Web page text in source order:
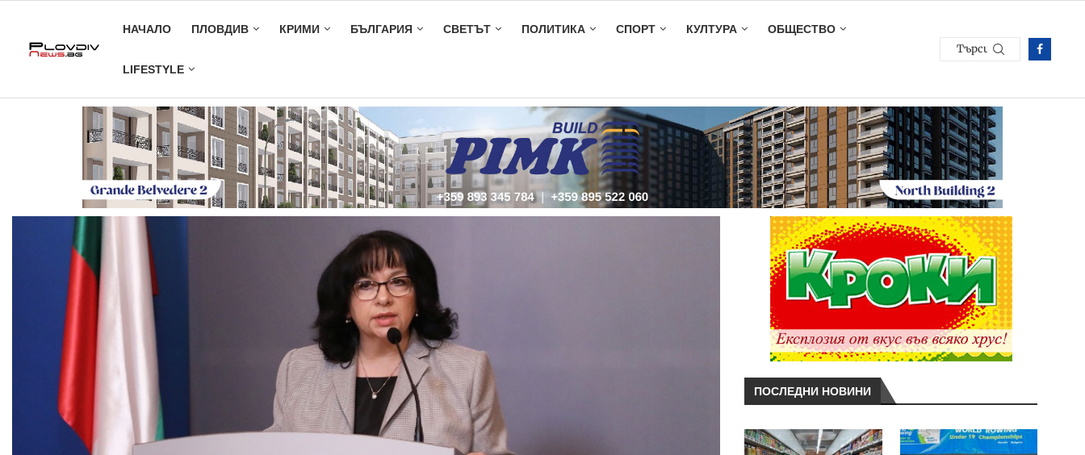
НАЧАЛО ПЛОВДИВ КРИМИ БЪЛГАРИЯ СВЕТЪТ ПОЛИТИКА СПОРТ КУЛТУРА ОБЩЕСТВО
LIFESTYLE
ПОСЛЕДНИ НОВИНИ